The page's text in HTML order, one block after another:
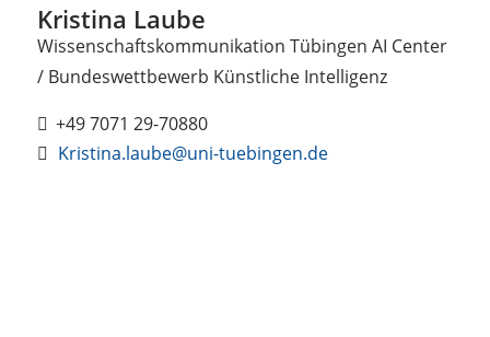
Kristina Laube
Wissenschaftskommunikation Tübingen AI Center
/ Bundeswettbewerb Künstliche Intelligenz
+49 7071 29-70880
Kristina.laube@uni-tuebingen.de